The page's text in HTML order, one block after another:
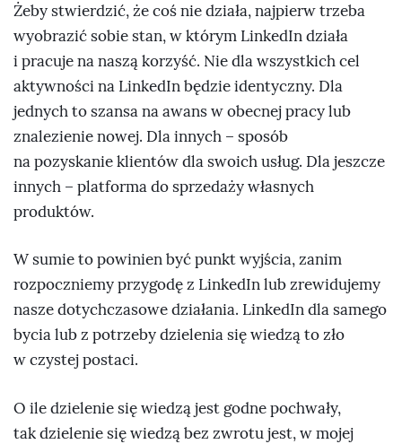
Żeby stwierdzić, że coś nie działa, najpierw trzeba
wyobrazić sobie stan, w którym LinkedIn działa
i pracuje na naszą korzyść. Nie dla wszystkich cel
aktywności na LinkedIn będzie identyczny. Dla
jednych to szansa na awans w obecnej pracy lub
znalezienie nowej. Dla innych – sposób
na pozyskanie klientów dla swoich usług. Dla jeszcze
innych – platforma do sprzedaży własnych
produktów.
W sumie to powinien być punkt wyjścia, zanim
rozpoczniemy przygodę z LinkedIn lub zrewidujemy
nasze dotychczasowe działania. LinkedIn dla samego
bycia lub z potrzeby dzielenia się wiedzą to zło
w czystej postaci.
O ile dzielenie się wiedzą jest godne pochwały,
tak dzielenie się wiedzą bez zwrotu jest, w mojej